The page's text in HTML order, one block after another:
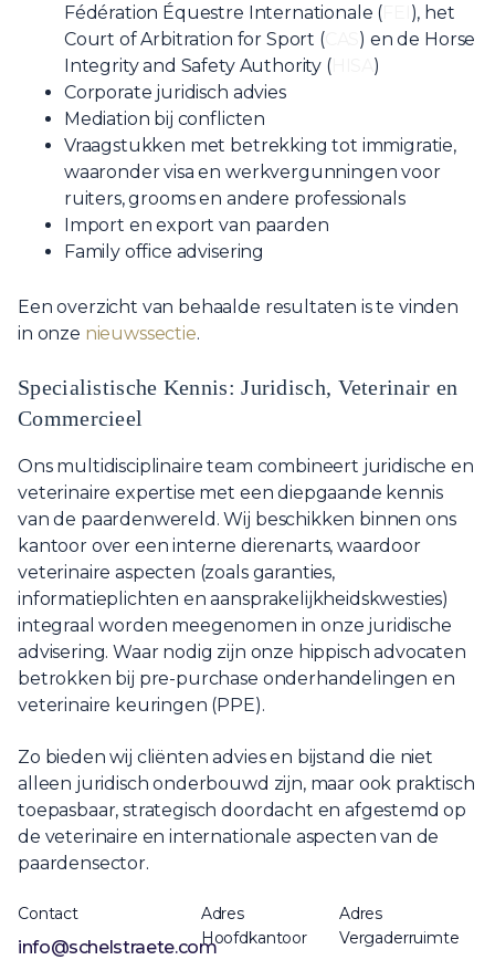
Fédération Équestre Internationale (
), het
Court of Arbitration for Sport (CAS ) en de Horse
Integrity and Safety Authority (HISA )
Corporate juridisch advies
Mediation bij conflicten
Vraagstukken met betrekking tot immigratie,
waaronder visa en werkvergunningen voor
ruiters, grooms en andere professionals
Import en export van paarden
Family office advisering
Een overzicht van behaalde resultaten is te vinden
in onze nieuwssectie.
Specialistische Kennis: Juridisch, Veterinair en
Commercieel
Ons multidisciplinaire team combineert juridische en
veterinaire expertise met een diepgaande kennis
van de paardenwereld. Wij beschikken binnen ons
kantoor over een interne dierenarts, waardoor
veterinaire aspecten (zoals garanties,
informatieplichten en aansprakelijkheidskwesties)
integraal worden meegenomen in onze juridische
advisering. Waar nodig zijn onze hippisch advocaten
betrokken bij pre-purchase onderhandelingen en
veterinaire keuringen (PPE).
Zo bieden wij cliënten advies en bijstand die niet
alleen juridisch onderbouwd zijn, maar ook praktisch
toepasbaar, strategisch doordacht en afgestemd op
de veterinaire en internationale aspecten van de
paardensector.
Contact
info@schelstraete.com
Adres
Hoofdkantoor
Adres
Vergaderruimte